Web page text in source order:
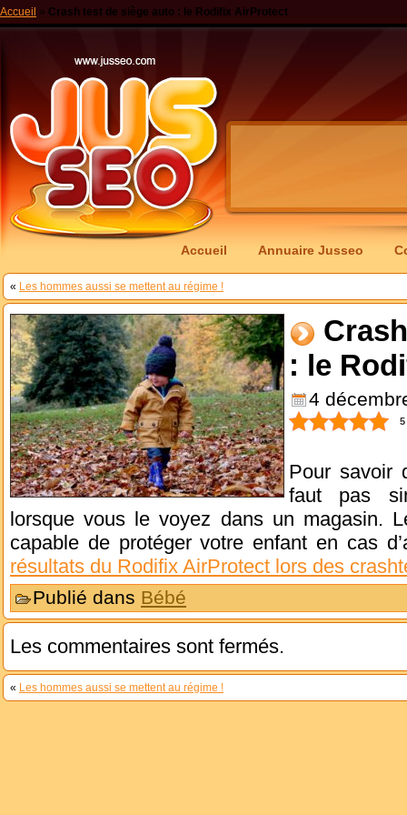
Accueil » Crash test de siège auto : le Rodifix AirProtect
Accueil Annuaire Jusseo
« Les hommes aussi se mettent au régime !
: le
4
5
Pour savoir
faut pas
lorsque vous le voyez dans un magasin.
capable de protéger votre enfant en cas
résultats du Rodifix AirProtect lors des
Publié dans Bébé
Les commentaires sont fermés.
« Les hommes aussi se mettent au régime !